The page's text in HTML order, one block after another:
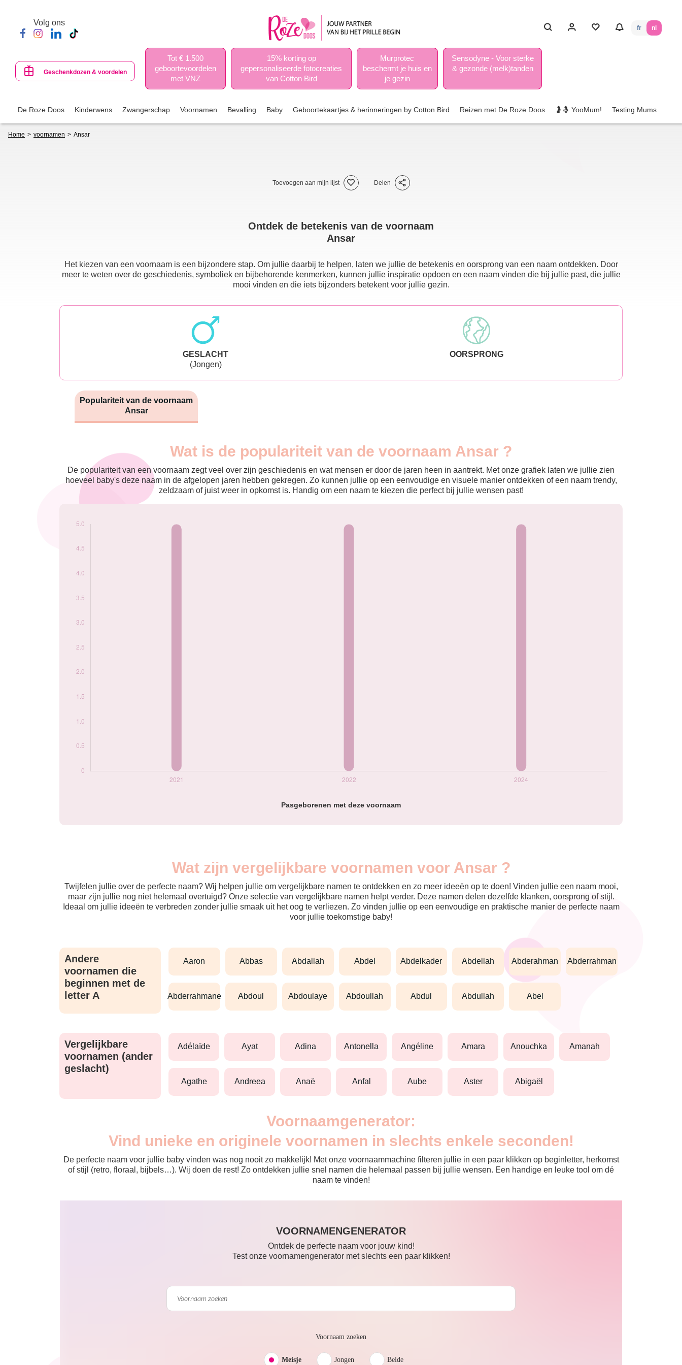
content
Volg ons
fr nl
Geschenkdozen & voordelen
Tot € 1.500
geboortevoordelen
met VNZ
15% korting op
gepersonaliseerde fotocreaties
van Cotton Bird
Murprotec
beschermt je huis en
je gezin
Sensodyne - Voor sterke
& gezonde (melk)tanden
De Roze Doos Kinderwens Zwangerschap Voornamen Bevalling Baby Geboortekaartjes & herinneringen by Cotton Bird Reizen met De Roze Doos 🤰🤱 YooMum! Testing Mums
Home voornamen Ansar
Toevoegen aan mijn lijst Delen
Ontdek de betekenis van de voornaam
Ansar
Het kiezen van een voornaam is een bijzondere stap. Om jullie daarbij te helpen, laten we jullie de betekenis en oorsprong van een naam ontdekken. Door
meer te weten over de geschiedenis, symboliek en bijbehorende kenmerken, kunnen jullie inspiratie opdoen en een naam vinden die bij jullie past, die jullie
mooi vinden en die iets bijzonders betekent voor jullie gezin.
GESLACHT
(Jongen)
OORSPRONG
Populariteit van de voornaam
Ansar
Wat is de populariteit van de voornaam Ansar ?
De populariteit van een voornaam zegt veel over zijn geschiedenis en wat mensen er door de jaren heen in aantrekt. Met onze grafiek laten we jullie zien
hoeveel baby's deze naam in de afgelopen jaren hebben gekregen. Zo kunnen jullie op een eenvoudige en visuele manier ontdekken of een naam trendy,
zeldzaam of juist weer in opkomst is. Handig om een naam te kiezen die perfect bij jullie wensen past!
Pasgeborenen met deze voornaam
année
2021
5
2022
5
Wat zijn vergelijkbare voornamen voor Ansar ?
Twijfelen jullie over de perfecte naam? Wij helpen jullie om vergelijkbare namen te ontdekken en zo meer ideeën op te doen! Vinden jullie een naam mooi,
maar zijn jullie nog niet helemaal overtuigd? Onze selectie van vergelijkbare namen helpt verder. Deze namen delen dezelfde klanken, oorsprong of stijl.
Ideaal om jullie ideeën te verbreden zonder jullie smaak uit het oog te verliezen. Zo vinden jullie op een eenvoudige en praktische manier de perfecte naam
voor jullie toekomstige baby!
Andere
voornamen die
beginnen met de
letter A
aaron abbas abdallah abdel abdelkader abdellah abderahman abderrahman
abderrahmane abdoul abdoulaye abdoullah abdul abdullah abel
Vergelijkbare
voornamen (ander
geslacht)
adélaïde ayat adina antonella angéline amara anouchka amanah
agathe andreea anaë anfal aube aster abigaël
Voornaamgenerator:
Vind unieke en originele voornamen in slechts enkele seconden!
De perfecte naam voor jullie baby vinden was nog nooit zo makkelijk! Met onze voornaammachine filteren jullie in een paar klikken op beginletter, herkomst
of stijl (retro, floraal, bijbels…). Wij doen de rest! Zo ontdekken jullie snel namen die helemaal passen bij jullie wensen. Een handige en leuke tool om dé
naam te vinden!
VOORNAMENGENERATOR
Ontdek de perfecte naam voor jouw kind!
Test onze voornamengenerator met slechts een paar klikken!
Voornaam zoeken
Meisje Jongen Beide